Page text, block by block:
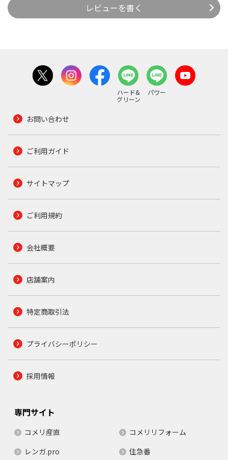
レビューを書く
ハード&
グリーン
パワー
お問い合わせ
ご利用ガイド
サイトマップ
ご利用規約
会社概要
店舗案内
特定商取引法
プライバシーポリシー
採用情報
専門サイト
コメリ産直
コメリリフォーム
レンガ.pro
住急番